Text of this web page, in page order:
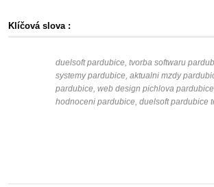
Klíčová slova :
duelsoft pardubice, tvorba softwaru
systemy pardubice, aktualni mzdy
pardubice, web design pichlova
hodnoceni pardubice, duelsoft pardubice